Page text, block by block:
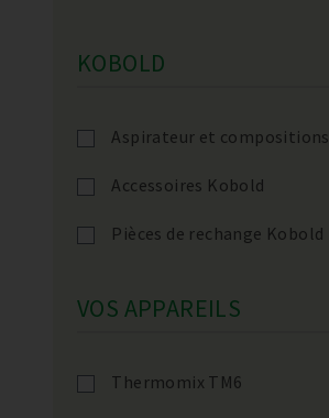
KOBOLD
Aspirateur et compositions
Accessoires Kobold
Pièces de rechange Kobold
VOS APPAREILS
Thermomix TM6